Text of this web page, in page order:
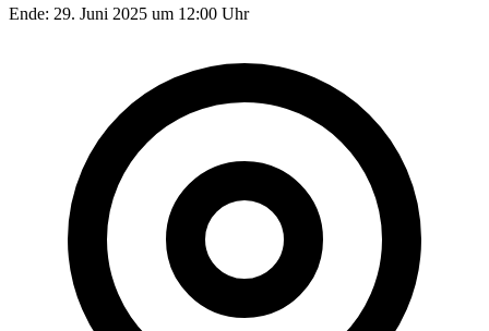
Ende: 29. Juni 2025 um 12:00 Uhr